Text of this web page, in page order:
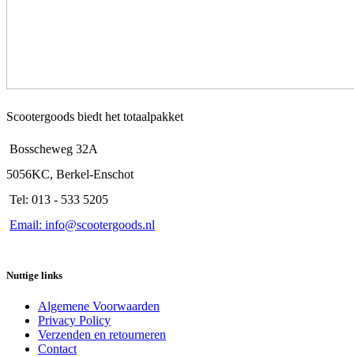
Scootergoods biedt het totaalpakket
Bosscheweg 32A
5056KC, Berkel-Enschot
Tel: 013 - 533 5205
Email: info@scootergoods.nl
Nuttige links
Algemene Voorwaarden
Privacy Policy
Verzenden en retourneren
Contact